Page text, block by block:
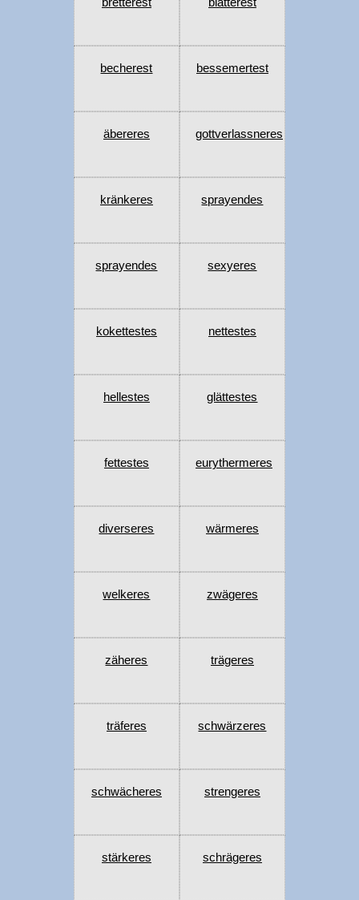
becherest bessemertest
äbereres gottverlassneres
kränkeres sprayendes
sprayendes sexyeres
kokettestes nettestes
hellestes glättestes
fettestes eurythermeres
diverseres wärmeres
welkeres zwägeres
zäheres trägeres
träferes schwärzeres
schwächeres strengeres
stärkeres schrägeres